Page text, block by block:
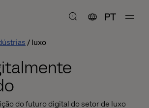
PT
luxo
do futuro digital do setor de luxo